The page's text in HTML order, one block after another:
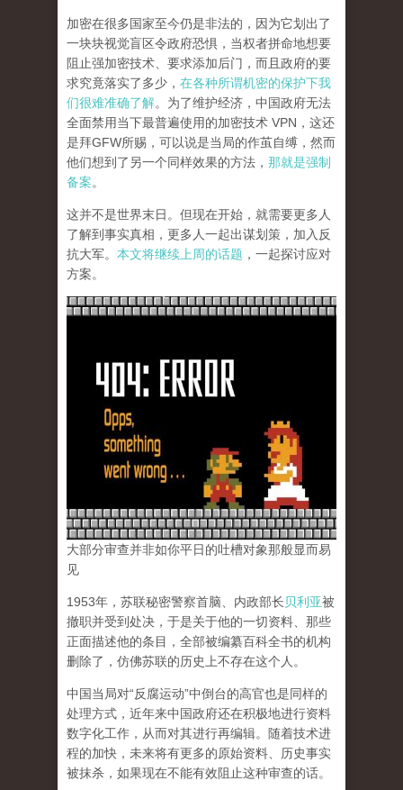
加密在很多国家至今仍是非法的，因为它划出了
一块块视觉盲区令政府恐惧，当权者拼命地想要
阻止强加密技术、要求添加后门，而且政府的要
求究竟落实了多少， 在各种所谓机密的保护下我
们很难准确了解。为了维护经济，中国政府无法
全面禁用当下最普遍使用的加密技术 VPN，这还
是拜GFW所赐，可以说是当局的作茧自缚，然而
他们想到了另一个同样效果的方法， 那就是强制
备案。
这并不是世界末日。但现在开始，就需要更多人
了解到事实真相，更多人一起出谋划策，加入反
抗大军。 本文将继续上周的话题 ，一起探讨应对
方案。
大部分审查并非如你平日的吐槽对象那般显而易
见
1953年，苏联秘密警察首脑、内政部长贝利亚被
撤职并受到处决，于是关于他的一切资料、那些
正面描述他的条目，全部被编纂百科全书的机构
删除了，仿佛苏联的历史上不存在这个人。
中国当局对“反腐运动”中倒台的高官也是同样的
处理方式，近年来中国政府还在积极地进行资料
数字化工作，从而对其进行再编辑。随着技术进
程的加快，未来将有更多的原始资料、历史事实
被抹杀，如果现在不能有效阻止这种审查的话。